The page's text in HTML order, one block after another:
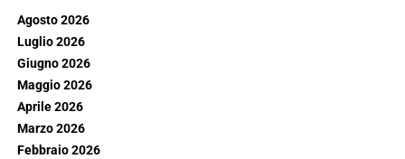
Agosto 2026
Luglio 2026
Giugno 2026
Maggio 2026
Aprile 2026
Marzo 2026
Febbraio 2026